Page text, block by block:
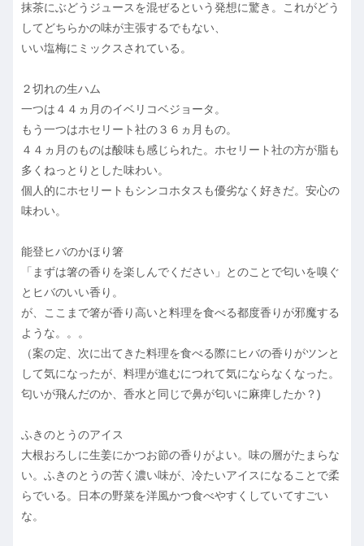
抹茶にぶどうジュースを混ぜるという発想に驚き。これがどう
してどちらかの味が主張するでもない、
いい塩梅にミックスされている。
２切れの生ハム
一つは４４ヵ月のイベリコベジョータ。
もう一つはホセリート社の３６ヵ月もの。
４４ヵ月のものは酸味も感じられた。ホセリート社の方が脂も
多くねっとりとした味わい。
個人的にホセリートもシンコホタスも優劣なく好きだ。安心の
味わい。
能登ヒバのかほり箸
「まずは箸の香りを楽しんでください」とのことで匂いを嗅ぐ
とヒバのいい香り。
が、ここまで箸が香り高いと料理を食べる都度香りが邪魔する
ような。。。
（案の定、次に出てきた料理を食べる際にヒバの香りがツンと
して気になったが、料理が進むにつれて気にならなくなった。
匂いが飛んだのか、香水と同じで鼻が匂いに麻痺したか？)
ふきのとうのアイス
大根おろしに生姜にかつお節の香りがよい。味の層がたまらな
い。ふきのとうの苦く濃い味が、冷たいアイスになることで柔
らでいる。日本の野菜を洋風かつ食べやすくしていてすごい
な。